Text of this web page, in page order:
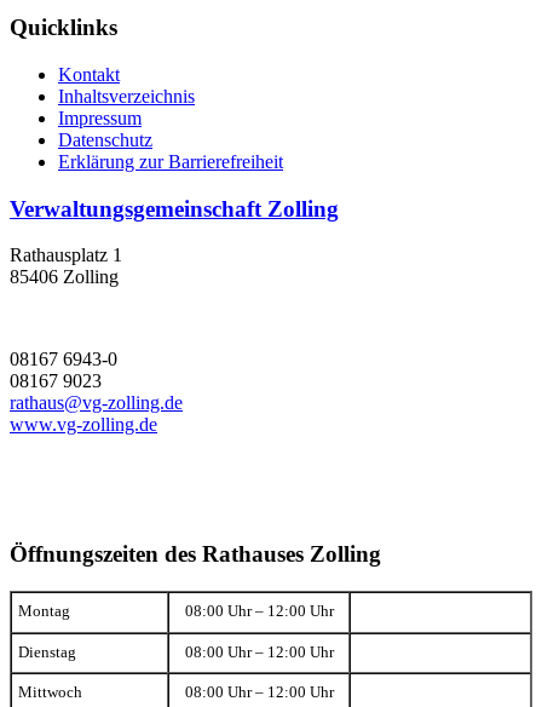
Quicklinks
Kontakt
Inhaltsverzeichnis
Impressum
Datenschutz
Erklärung zur Barrierefreiheit
Verwaltungsgemeinschaft Zolling
Rathausplatz 1
85406 Zolling
08167 6943-0
08167 9023
rathaus@vg-zolling.de
www.vg-zolling.de
Öffnungszeiten des Rathauses Zolling
Montag 08:00 Uhr – 12:00 Uhr
Dienstag 08:00 Uhr – 12:00 Uhr
Mittwoch 08:00 Uhr – 12:00 Uhr